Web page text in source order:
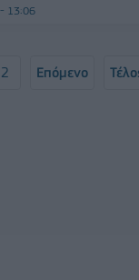
13:06
Επόμενο